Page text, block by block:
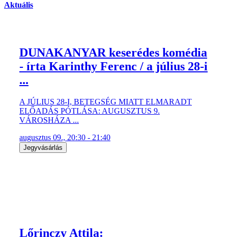
Aktuális
DUNAKANYAR keserédes komédia
- írta Karinthy Ferenc / a július 28-i
...
A JÚLIUS 28-I, BETEGSÉG MIATT ELMARADT
ELŐADÁS PÓTLÁSA: AUGUSZTUS 9.
VÁROSHÁZA ...
augusztus 09., 20:30 - 21:40
Jegyvásárlás
Lőrinczy Attila: